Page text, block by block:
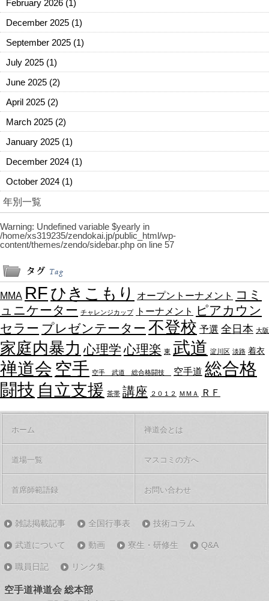
February 2026 (1)
December 2025 (1)
September 2025 (1)
July 2025 (1)
June 2025 (2)
April 2025 (2)
March 2025 (2)
January 2025 (1)
December 2024 (1)
October 2024 (1)
年別一覧
Warning: Undefined variable $yearly in
/home/xs319235/zendokai.jp/public_html/wp-
content/themes/zendo/sidebar.php on line 57
MMA RFひきこもり オープントーナメント
コミ
ュニケーター チャレンジカップ トーナメント
ピアカウン
セラー プレゼンテーター 不登校 予選 全日本 大阪
家庭内暴力 心理学 心理楽 東 武道 淀川区 淡路 着衣
禅道会 空手 空手 武道 総合格闘技 空手道 総合格
闘技 自立支援 茶帯 講座 ２０１２ ＭＭＡ ＲＦ
ホーム 禅道会とは
道場一覧 マスコミの方へ
首席師範語録 お問い合わせ
雑誌掲載記事 全国行事表 技術コラム
武道について 動画 寮生・研修生 Q&A
職員日記 リンク集
空手道禅道会 総本部